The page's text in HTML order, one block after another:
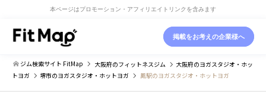
本ページはプロモーション・アフィリエイトリンクを含みます
掲載をお考えの企業様へ
ジム検索サイト FitMap 大阪府のフィットネスジム 大阪府のヨガスタジオ・ホッ
トヨガ
堺市のヨガスタジオ・ホットヨガ 鳳駅のヨガスタジオ・ホットヨガ